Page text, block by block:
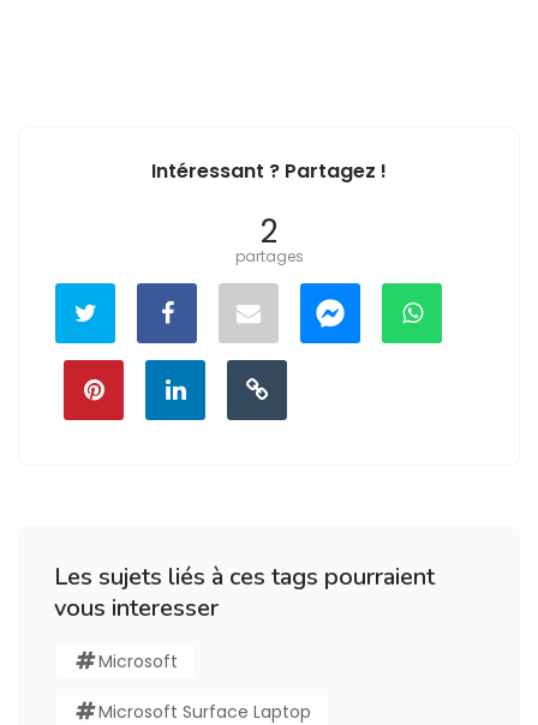
Intéressant ? Partagez !
2
partages
Les sujets liés à ces tags pourraient
vous interesser
Microsoft
Microsoft Surface Laptop